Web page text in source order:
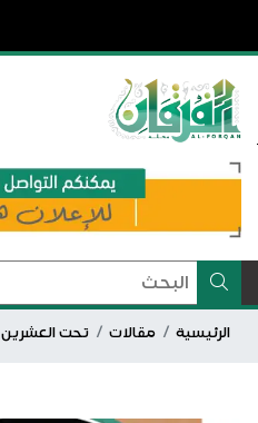
الرئيسية مقالات تحت العشرين